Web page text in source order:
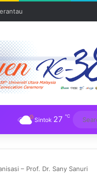
Sintok 27 ℃
– Prof. Dr. Sany Sanuri